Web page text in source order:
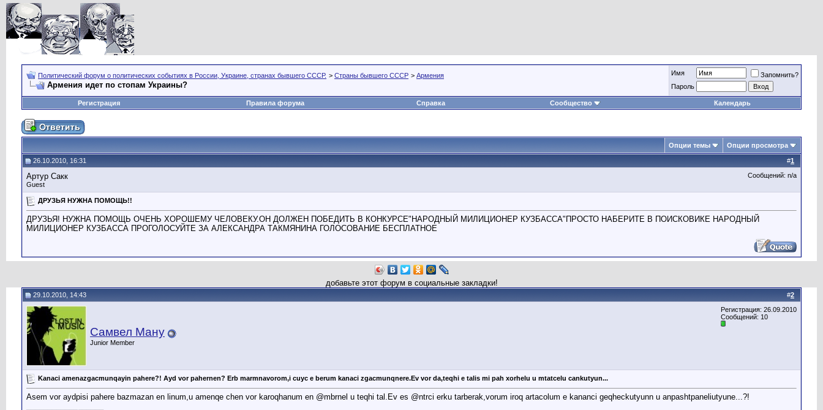
Политический форум о политических событиях в России, Украине, странах бывшего СССР. > Страны бывшего СССР > Армения
Армения идет по стопам Украины?
Имя
Запомнить?
Пароль
Регистрация Правила форума Справка Сообщество Календарь
Опции темы Опции просмотра
#1
26.10.2010, 16:31
Артур Сакк
Guest
Сообщений: n/a
ДРУЗЬЯ НУЖНА ПОМОЩЬ!!
ДРУЗЬЯ! НУЖНА ПОМОЩЬ ОЧЕНЬ ХОРОШЕМУ ЧЕЛОВЕКУ.ОН ДОЛЖЕН ПОБЕДИТЬ В КОНКУРСЕ"НАРОДНЫЙ МИЛИЦИОНЕР КУЗБАССА"ПРОСТО НАБЕРИТЕ В ПОИСКОВИКЕ НАРОДНЫЙ
МИЛИЦИОНЕР КУЗБАССА ПРОГОЛОСУЙТЕ ЗА АЛЕКСАНДРА ТАКМЯНИНА ГОЛОСОВАНИЕ БЕСПЛАТНОЕ
добавьте этот форум в социальные закладки!
#2
29.10.2010, 14:43
Самвел Ману
Junior Member
Регистрация: 26.09.2010
Сообщений: 10
Kanaci amenazgacmunqayin pahere?! Ayd vor pahernen? Erb marmnavorom,i cuyc e berum kanaci zgacmunqnere.Ev vor da,teqhi e talis mi pah xorhelu u mtatcelu cankutyun...
Asem vor aydpisi pahere bazmazan en linum,u amenqe chen vor karoqhanum en @mbrnel u teqhi tal.Ev es @ntrci erku tarberak,vorum iroq artacolum e kananci geqheckutyunn u anpashtpaneliutyune...?!